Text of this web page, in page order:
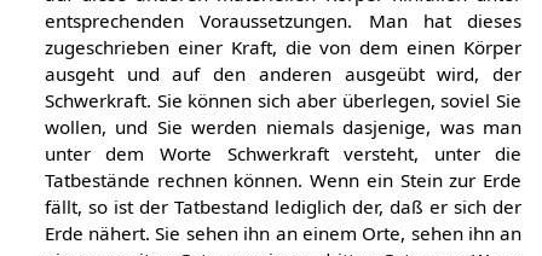
entsprechenden Voraussetzungen. Man hat dieses
zugeschrieben einer Kraft, die von dem einen Körper
ausgeht und auf den anderen ausgeübt wird, der
Schwerkraft. Sie können sich aber überlegen, soviel Sie
wollen, und Sie werden niemals dasjenige, was man
unter dem Worte Schwerkraft versteht, unter die
Tatbestände rechnen können. Wenn ein Stein zur Erde
fällt, so ist der Tatbestand lediglich der, daß er sich der
Erde nähert. Sie sehen ihn an einem Orte, sehen ihn an